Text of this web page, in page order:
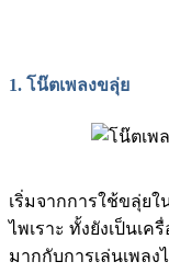
1. โน๊ตเพลงขลุ่ย
เริ่มจากการใช้ขลุ่ยใ
ไพเราะ ทั้งยังเป็นเ
มากกับการเล่นเพลง